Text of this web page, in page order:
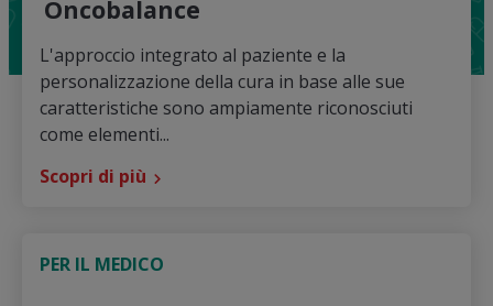
Oncobalance
L'approccio integrato al paziente e la
personalizzazione della cura in base alle sue
caratteristiche sono ampiamente riconosciuti
come elementi...
Scopri di più
PER IL MEDICO